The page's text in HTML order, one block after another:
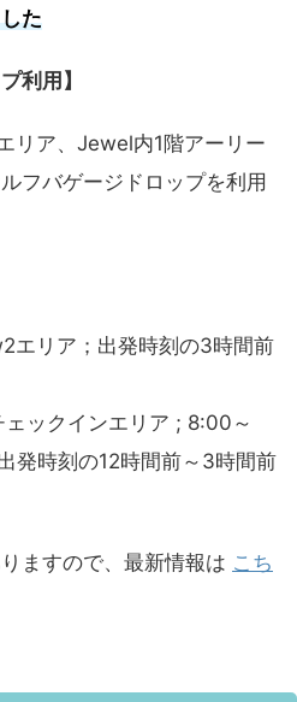
た
利用】
リア、Jewel内1階アーリー
フバゲージドロップを利用
エリア；出発時刻の3時間前
ェックインエリア ; 8:00～
発時刻の12時間前～3時間前
ますので、最新情報は こち